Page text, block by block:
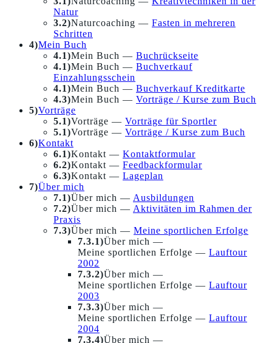
Natur
3.2)Naturcoaching — Fasten in mehreren
Schritten
4)Mein Buch
4.1)Mein Buch — Buchrückseite
4.1)Mein Buch — Buchverkauf
Einzahlungsschein
4.1)Mein Buch — Buchverkauf Kreditkarte
4.3)Mein Buch — Vorträge / Kurse zum Buch
5)Vorträge
5.1)Vorträge — Vorträge für Sportler
5.1)Vorträge — Vorträge / Kurse zum Buch
6)Kontakt
6.1)Kontakt — Kontaktformular
6.2)Kontakt — Feedbackformular
6.3)Kontakt — Lageplan
7)Über mich
7.1)Über mich — Ausbildungen
7.2)Über mich — Aktivitäten im Rahmen der
Praxis
7.3)Über mich — Meine sportlichen Erfolge
7.3.1)Über mich —
Meine sportlichen Erfolge — Lauftour
2002
7.3.2)Über mich —
Meine sportlichen Erfolge — Lauftour
2003
7.3.3)Über mich —
Meine sportlichen Erfolge — Lauftour
2004
7.3.4)Über mich —